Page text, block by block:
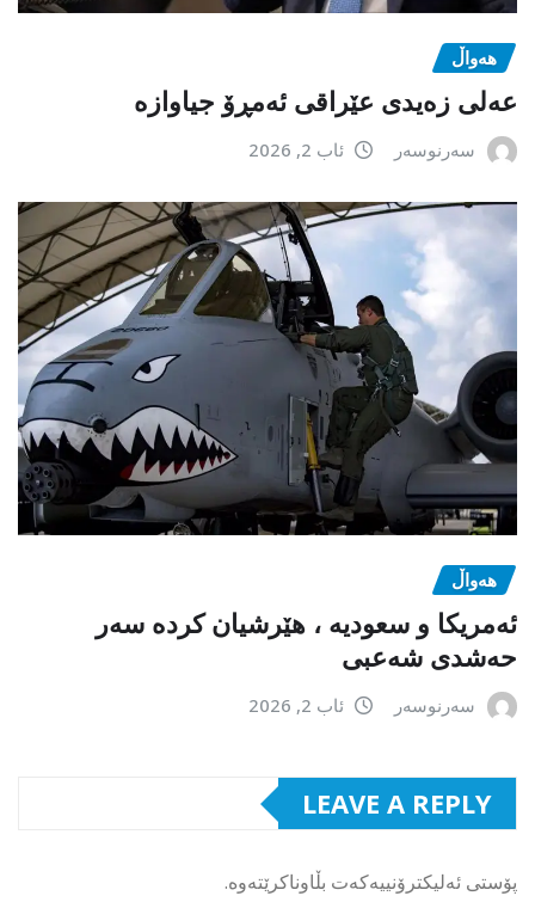
هەواڵ
عەلی زەیدی عێراقی ئەمڕۆ جیاوازە
سەرنوسەر ئاب 2, 2026
هەواڵ
ئەمریکا و سعودیە ، هێرشیان کردە سەر
حەشدی شەعبی
سەرنوسەر ئاب 2, 2026
LEAVE A REPLY
پۆستی ئەلیکترۆنییەکەت بڵاوناکرێتەوە.